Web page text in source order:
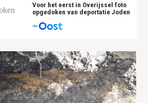
Voor het eerst in Overijssel foto
opgedoken van deportatie Joden